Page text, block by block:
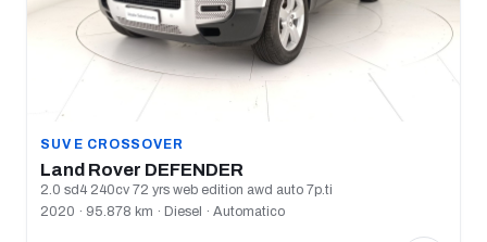
SUV E CROSSOVER
Land Rover DEFENDER
2.0 sd4 240cv 72 yrs web edition awd auto 7p.ti
2020 · 95.878 km · Diesel · Automatico